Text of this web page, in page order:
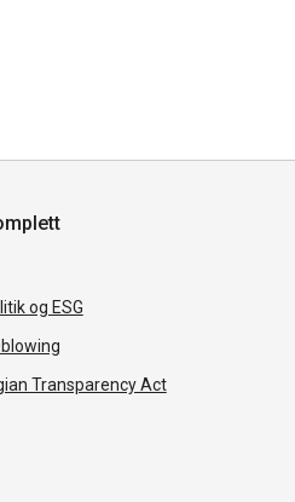
og ESG
Transparency Act